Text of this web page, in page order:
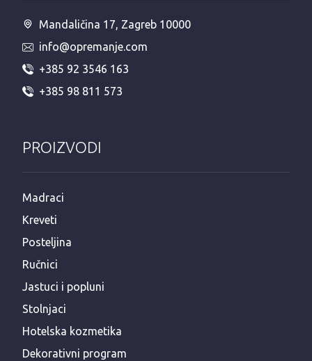
Mandaličina 17, Zagreb 10000
info@opremanje.com
+385 92 3546 163
+385 98 811 573
PROIZVODI
Madraci
Kreveti
Posteljina
Ručnici
Jastuci i popluni
Stolnjaci
Hotelska kozmetika
Dekorativni program